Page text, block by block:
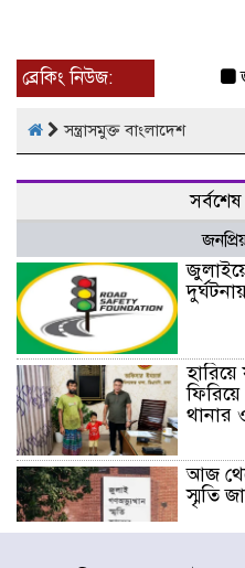
ব্রেকিং নিউজ:
সন্ত্রাসমুক্ত বাংলাদেশ
থানার
আজ
স্মৃতি